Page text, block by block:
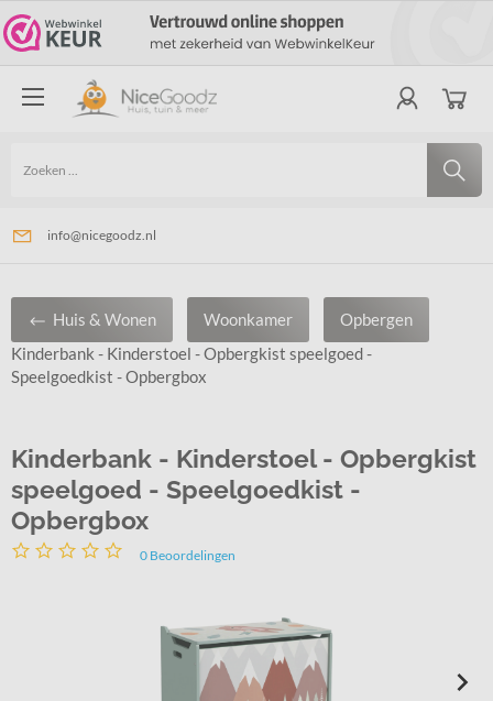
Snelle levering!
Groot assortiment
info@nicegoodz.nl
Huis & Wonen Woonkamer
Opbergen
Kinderbank - Kinderstoel - Opbergkist speelgoed -
Speelgoedkist - Opbergbox
Kinderbank - Kinderstoel - Opbergkist
speelgoed - Speelgoedkist -
Opbergbox
0 Beoordelingen